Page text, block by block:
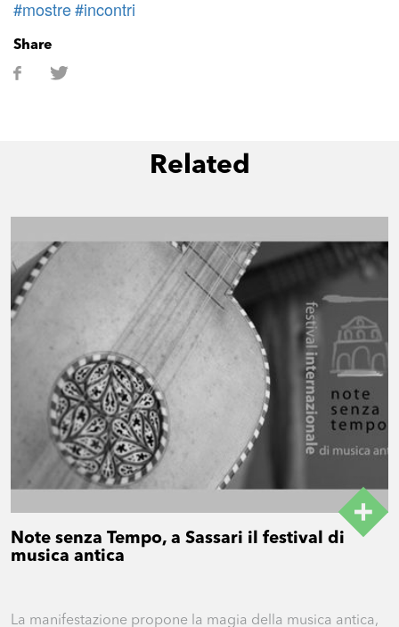
#mostre#incontri
Share
Related
Note senza Tempo, a Sassari il festival di
musica antica
La manifestazione propone la magia della musica antica,